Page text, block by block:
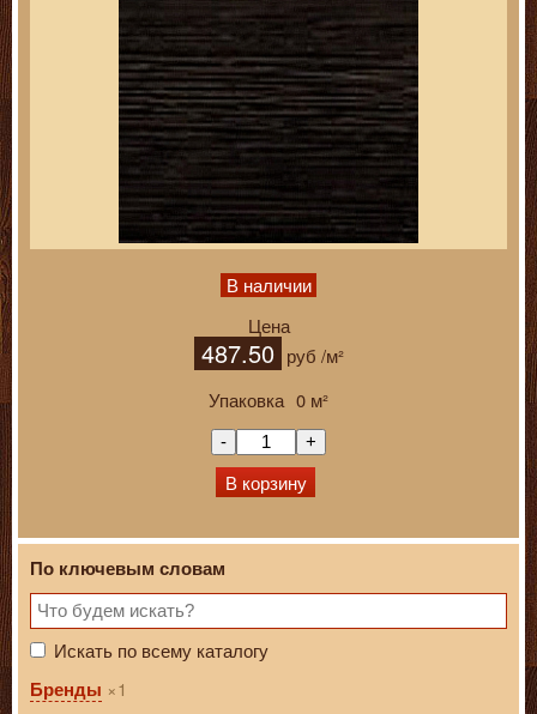
В наличии
Цена
487.50 руб /м²
Упаковка 0 м²
- +
В корзину
По ключевым словам
Искать по всему каталогу
Бренды
1